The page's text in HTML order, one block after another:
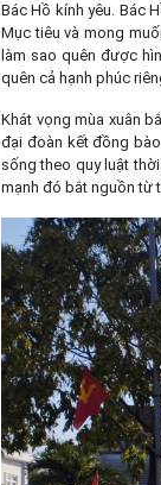
Bác Hồ kính yêu. Bác
Mục tiêu và mong
làm sao quên được
quên cả hạnh phúc
Khát vọng mùa xuân
đại đoàn kết đồng
sống theo quy luật
mạnh đó bắt nguồn từ